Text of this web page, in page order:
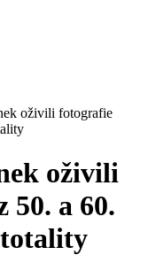
oživili fotografie
oživili
50. a 60.